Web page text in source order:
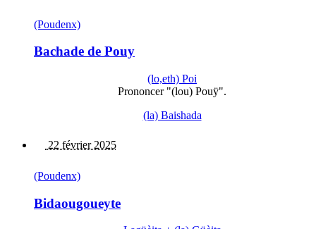
(Poudenx)
Bachade de Pouy
(lo,eth) Poi
Prononcer "(lou) Pouÿ".
(la) Baishada
22 février 2025
(Poudenx)
Bidaougoueyte